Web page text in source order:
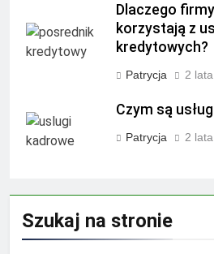
Dlaczego
korzystają z
kredytowych?
Patrycja 2
Czym są
Patrycja 2
Szukaj na stronie